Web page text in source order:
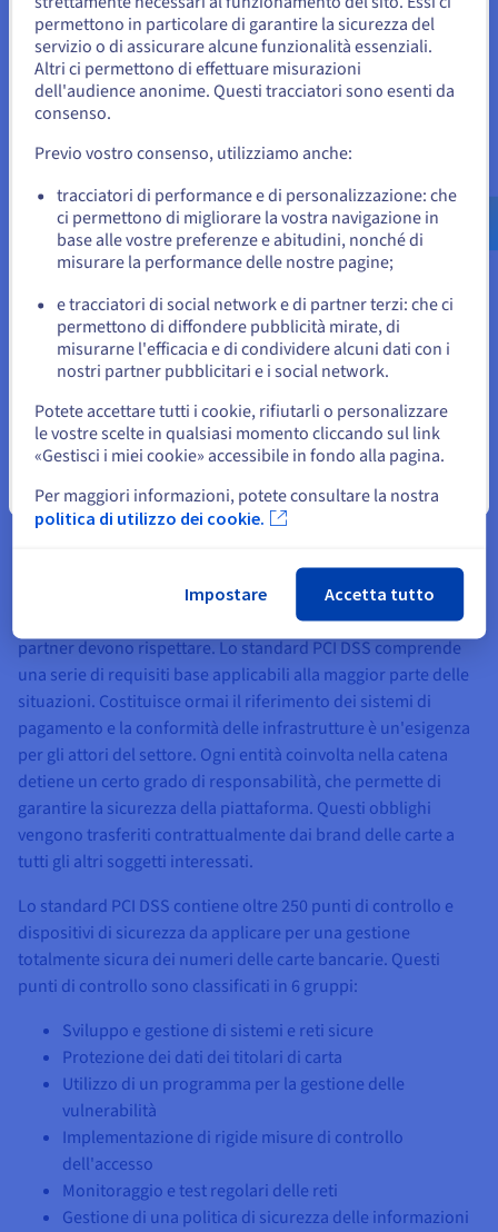
PCI DSS è un quadro di riferimento delle norme di sicurezza
che dovrebbero essere adottate per garantire la
confidenzialità dei dati delle carte bancarie utilizzate nei
sistemi IT. Il documento viene aggiornato e mantenuto dal PCI
Council, un consorzio professionale di società produttrici di
carte di credito tra cui VISA, Mastercard, American Express,
clienti titolari di un conto bancario, o che gestiscono
transazioni per clienti commercianti, sono libere di definire
contrattualmente gli standard di sicurezza che clienti e
partner devono rispettare. Lo standard PCI DSS comprende
una serie di requisiti base applicabili alla maggior parte delle
situazioni. Costituisce ormai il riferimento dei sistemi di
pagamento e la conformità delle infrastrutture è un'esigenza
per gli attori del settore. Ogni entità coinvolta nella catena
detiene un certo grado di responsabilità, che permette di
garantire la sicurezza della piattaforma. Questi obblighi
vengono trasferiti contrattualmente dai brand delle carte a
tutti gli altri soggetti interessati.
Lo standard PCI DSS contiene oltre 250 punti di controllo e
dispositivi di sicurezza da applicare per una gestione
totalmente sicura dei numeri delle carte bancarie. Questi
punti di controllo sono classificati in 6 gruppi:
Sviluppo e gestione di sistemi e reti sicure
Protezione dei dati dei titolari di carta
Utilizzo di un programma per la gestione delle
vulnerabilità
Implementazione di rigide misure di controllo
dell'accesso
Monitoraggio e test regolari delle reti
Gestione di una politica di sicurezza delle informazioni
Sembra che la tua localizzazione sia
Stati Uniti
Per effettuare un ordine da Stati Uniti, è necessario accedere al
sito web del Paese e creare un account.
Vai al sito Stati Uniti
us.ovhcloud.com/
compliance Inglese
USD -
$
o
Resta sul sito web attuale
Chiudi
permettono in particolare di garantire la sicurezza del
servizio o di assicurare alcune funzionalità essenziali.
Altri ci permettono di effettuare misurazioni
dell'audience anonime. Questi tracciatori sono esenti da
consenso.
Previo vostro consenso, utilizziamo anche:
tracciatori di performance e di personalizzazione: che
ci permettono di migliorare la vostra navigazione in
base alle vostre preferenze e abitudini, nonché di
misurare la performance delle nostre pagine;
e tracciatori di social network e di partner terzi: che ci
permettono di diffondere pubblicità mirate, di
misurarne l'efficacia e di condividere alcuni dati con i
nostri partner pubblicitari e i social network.
Potete accettare tutti i cookie, rifiutarli o personalizzare
le vostre scelte in qualsiasi momento cliccando sul link
«Gestisci i miei cookie» accessibile in fondo alla pagina.
Per maggiori informazioni, potete consultare la nostra
politica di utilizzo dei cookie.
Impostare Accetta tutto